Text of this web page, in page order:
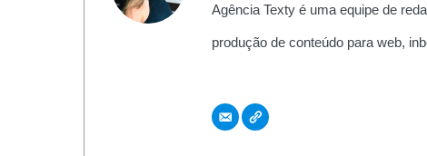
Agência Texty é uma equipe de
produção de conteúdo para web,